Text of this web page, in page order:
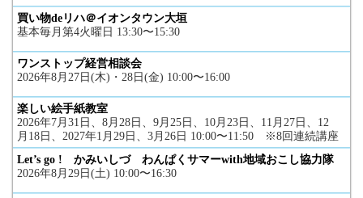
買い物deリハ＠イオンタウン大垣
基本毎月第4火曜日 13:30〜15:30
ワンストップ経営相談会
2026年8月27日(木)・28日(金) 10:00〜16:00
楽しい絵手紙教室
2026年7月31日、8月28日、9月25日、10月23日、11月27日、12
月18日、2027年1月29日、3月26日 10:00〜11:50 ※8回連続講座
Let’s go ! かみいしづ わんぱくサマーwith地域おこし協力隊
2026年8月29日(土) 10:00〜16:30